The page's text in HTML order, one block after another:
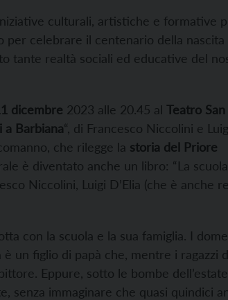
culturali, artistiche e formative
per celebrare il centenario della nascita
tante realtà sociali ed educative del
dicembre 2023 alle 20.45 al Teatro
a Barbiana“, di Francesco Niccolini e
che rilegge la storia del Priore
è diventato anche un libro: “La
Niccolini, Luigi D’Elia (che è anche
con la scuola e la sua famiglia. I
un figlio di papà che, mentre i ragazzi
Eppure, sotto le bombe dell’estate
senza immaginare che quasi quindici